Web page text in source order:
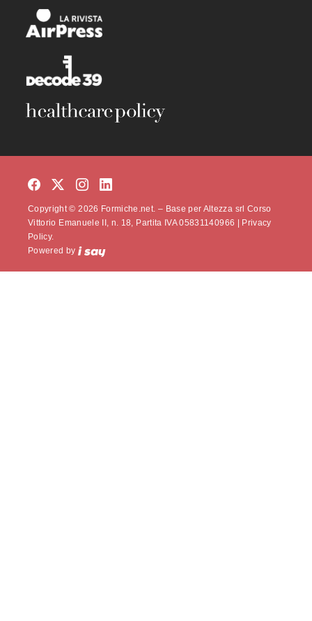
Copyright © 2026 Formiche.net. – Base per Altezza srl Corso
Vittorio Emanuele II, n. 18, Partita IVA 05831140966 |
Privacy
Policy.
Powered by